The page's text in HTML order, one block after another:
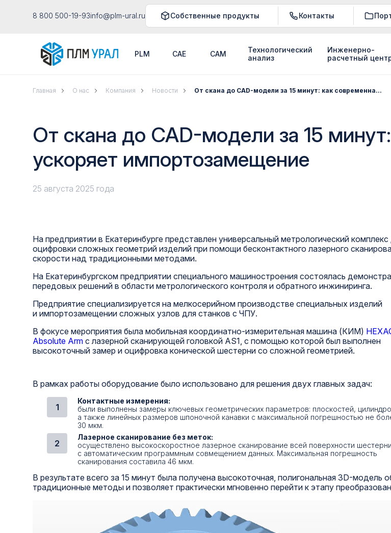
8 800 500-19-93info@plm-ural.ru Собственные продукты Контакты
PLM CAE CAM
Технологический
анализ
Инженерно-
расчетный
Главная О нас Компания Новости От скана до CAD-модели за 15 минут: как современна...
От скана до CAD-модели за 15
ускоряет импортозамещение
25 августа 2025 года
На предприятии в Екатеринбурге представлен универсальный метрологический
оцифровки сложных геометрий изделий при помощи бесконтактного лазерного
скорости над традиционными методами.
На Екатеринбургском предприятии специального машиностроения состоялась
передовых решений в области метрологического контроля и обратного инжиниринга.
Предприятие специализируется на мелкосерийном производстве специальных изделий
и импортозамещении сложных узлов для станков с ЧПУ.
В фокусе мероприятия была мобильная координатно-измерительная машина (КИМ)
Absolute Arm с лазерной сканирующей головкой AS1, с помощью которой был выполнен
высокоточный замер и оцифровка конической шестерни со сложной геометрией.
В рамках работы оборудование было использовано для решения двух главных задач:
Контактные измерения:
были выполнены замеры ключевых геометрических параметров: плоскостей,
а также линейных размеров шпоночной канавки с максимальной погрешностью не
30 мкм.
Лазерное сканирование без меток:
осуществлено высокоскоростное лазерное сканирование всей поверхности шестерни
с автоматическим программным совмещением данных. Максимальная погрешность
сканирования составила 46 мкм.
В результате всего за 15 минут была получена высокоточная, полигональная 3D-модель
традиционные методы и позволяет практически мгновенно перейти к этапу